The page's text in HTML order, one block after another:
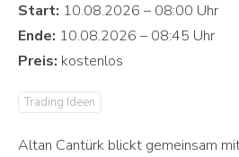
Start:
Ende:
Preis:
Trading Ideen
Altan Cantürk blickt gemeinsam